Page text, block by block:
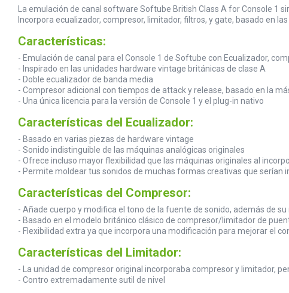
La emulación de canal software Softube British Class A for Console 1
Incorpora ecualizador, compresor, limitador, filtros, y gate, basado en
Características:
- Emulación de canal para el Console 1 de Softube con Ecualizador,
- Inspirado en las unidades hardware vintage británicas de clase A
- Doble ecualizador de banda media
- Compresor adicional con tiempos de attack y release, basado en la
- Una única licencia para la versión de Console 1 y el plug-in nativo
Características del Ecualizador:
- Basado en varias piezas de hardware vintage
- Sonido indistinguible de las máquinas analógicas originales
- Ofrece incluso mayor flexibilidad que las máquinas originales al
- Permite moldear tus sonidos de muchas formas creativas que serían
Características del Compresor:
- Añade cuerpo y modifica el tono de la fuente de sonido, además de
- Basado en el modelo británico clásico de compresor/limitador de
- Flexibilidad extra ya que incorpora una modificación para mejorar el
Características del Limitador:
- La unidad de compresor original incorporaba compresor y limitador,
- Contro extremadamente sutil de nivel